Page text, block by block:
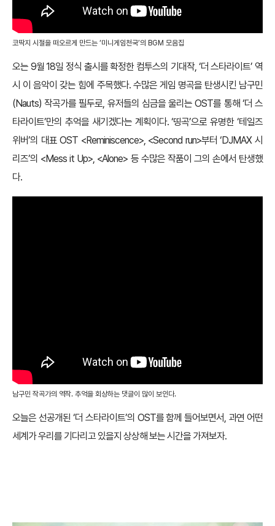
코딱지 시절을 떠오르게 만드는 ‘미니게임천국’의 BGM 모음집
오는 9월 18일 정식 출시를 확정한 컴투스의 기대작, ‘더 스타라이트’ 역
시 이 음악이 갖는 힘에 주목했다. 수많은 게임 명곡을 탄생시킨 남구민
(Nauts) 작곡가를 필두로, 유저들의 심금을 울리는 OST를 통해 ‘더 스
타라이트’만의 추억을 새기겠다는 계획이다. ‘띵곡’으로 유명한 ‘테일즈
위버’의 대표 OST <Reminiscence>, <Second run>부터 ‘DJMAX 시
리즈’의 <Mess it Up>, <Alone> 등 수많은 작품이 그의 손에서 탄생했
다.
남구민 작곡가의 역작. 추억을 회상하는 댓글이 많이 보인다.
오늘은 선공개된 ‘더 스타라이트’의 OST를 함께 들어보면서, 과연 어떤
세계가 우리를 기다리고 있을지 상상해 보는 시간을 가져보자.